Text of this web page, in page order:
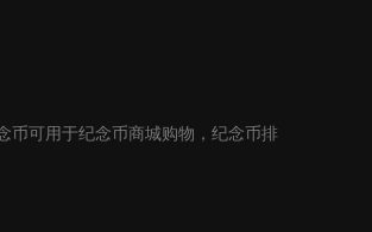
币可用于纪念币商城购物，纪念币排